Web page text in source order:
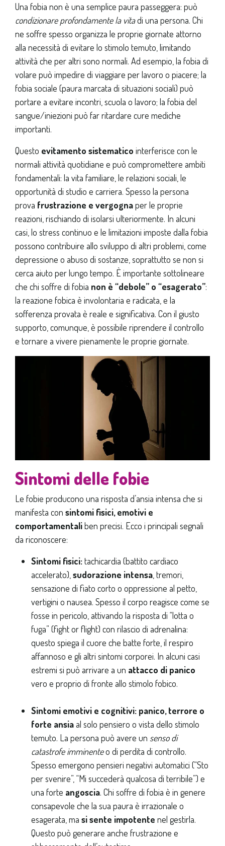
Una fobia non è una semplice paura passeggera: può
condizionare profondamente la vitadi una persona. Chi
ne soffre spesso organizza le proprie giornate attorno
alla necessità di evitare lo stimolo temuto, limitando
attività che per altri sono normali. Ad esempio, la fobia di
volare può impedire di viaggiare per lavoro o piacere; la
fobia sociale (paura marcata di situazioni sociali) può
portare a evitare incontri, scuola o lavoro; la fobia del
sangue/iniezioni può far ritardare cure mediche
importanti.
Questo evitamento sistematico interferisce con le
normali attività quotidiane e può compromettere ambiti
fondamentali: la vita familiare, le relazioni sociali, le
opportunità di studio e carriera. Spesso la persona
prova frustrazione e vergognaper le proprie
reazioni, rischiando di isolarsi ulteriormente. In alcuni
casi, lo stress continuo e le limitazioni imposte dalla fobia
possono contribuire allo sviluppo di altri problemi, come
depressione o abuso di sostanze, soprattutto se non si
cerca aiuto per lungo tempo. È importante sottolineare
che chi soffre di fobia non è “debole” o “esagerato”:
la reazione fobica è involontaria e radicata, e la
sofferenza provata è reale e significativa. Con il giusto
supporto, comunque, è possibile riprendere il controllo
e tornare a vivere pienamente le proprie giornate.
Sintomi delle fobie
Le fobie producono una risposta d’ansia intensa che si
manifesta con sintomi fisici, emotivi e
comportamentaliben precisi. Ecco i principali segnali
da riconoscere:
Sintomi fisici:tachicardia (battito cardiaco
accelerato), sudorazione intensa , tremori,
sensazione di fiato corto o oppressione al petto,
vertigini o nausea. Spesso il corpo reagisce come se
fosse in pericolo, attivando la risposta di “lotta o
fuga” (fight or flight) con rilascio di adrenalina:
questo spiega il cuore che batte forte, il respiro
affannoso e gli altri sintomi corporei. In alcuni casi
estremi si può arrivare a un attacco di panico
vero e proprio di fronte allo stimolo fobico.
Sintomi emotivi e cognitivi: panico, terrore o
forte ansiaal solo pensiero o vista dello stimolo
temuto. La persona può avere un senso di
catastrofe imminenteo di perdita di controllo.
Spesso emergono pensieri negativi automatici (“Sto
per svenire”, “Mi succederà qualcosa di terribile”) e
una forte angoscia. Chi soffre di fobia è in genere
consapevole che la sua paura è irrazionale o
esagerata, ma si sente impotente nel gestirla.
Questo può generare anche frustrazione e